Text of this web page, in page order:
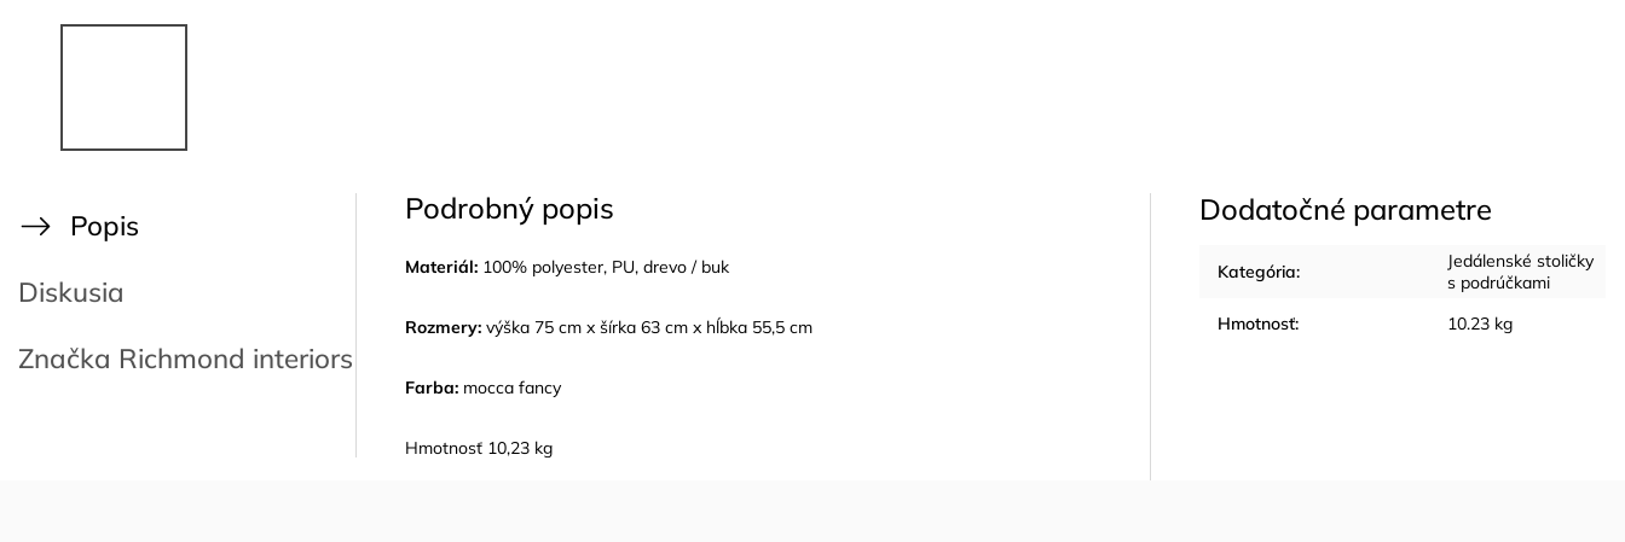
Popis
Diskusia
Značka Richmond interiors
Podrobný popis
Materiál: 100% polyester, PU, drevo / buk
Rozmery: výška 75 cm x šírka 63 cm x hĺbka 55,5 cm
Farba: mocca fancy
Hmotnosť 10,23 kg
Dodatočné parametre
Kategória:
Jedálenské stoličky
s podrúčkami
Hmotnosť: 10.23 kg